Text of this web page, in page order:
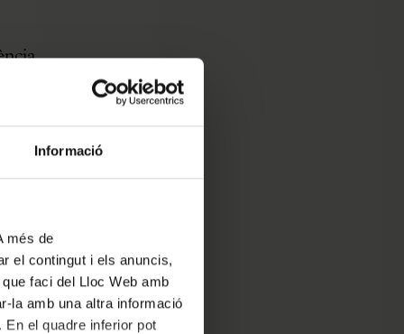
Informació
més de
el contingut i els anuncis,
faci del Lloc Web amb
la amb una altra informació
el quadre inferior pot
va